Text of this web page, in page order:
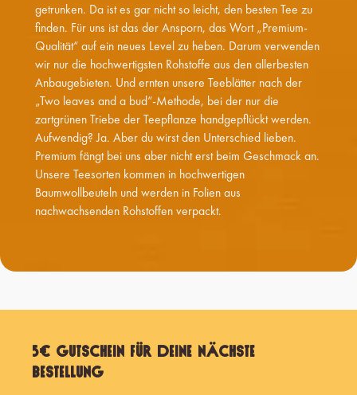
getrunken. Da ist es gar nicht so leicht, den besten Tee zu
finden. Für uns ist das der Ansporn, das Wort „Premium-
Qualität“ auf ein neues Level zu heben. Darum verwenden
wir nur die hochwertigsten Rohstoffe aus den allerbesten
Anbaugebieten. Und ernten unsere Teeblätter nach der
„Two leaves and a bud“-Methode, bei der nur die
zartgrünen Triebe der Teepflanze handgepflückt werden.
Aufwendig? Ja. Aber du wirst den Unterschied lieben.
Premium fängt bei uns aber nicht erst beim Geschmack an.
Unsere Teesorten kommen in hochwertigen
Baumwollbeuteln und werden in Folien aus
nachwachsenden Rohstoffen verpackt.
5€ Gutschein für Deine nächste
Bestellung